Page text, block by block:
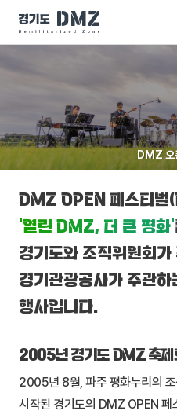
DMZ 오
DMZ OPEN 페스티
‘열린 DMZ, 더 큰 평화’
경기도와 조직위원회가
경기관광공사가 주관하
행사입니다.
2005년 경기도 DMZ 축제
2005년 8월, 파주 평화누리의
시작된 경기도의 DMZ OPEN 페